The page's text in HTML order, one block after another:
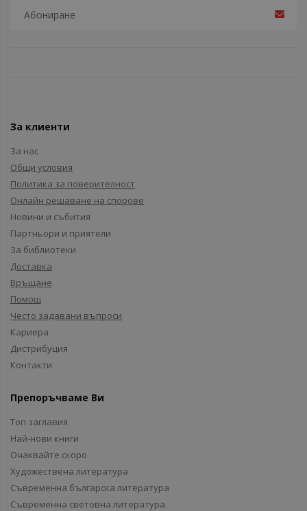
За клиенти
За нас
Общи условия
Политика за поверителност
Онлайн решаване на спорове
Новини и събития
Партньори и приятели
За библиотеки
Доставка
Връщане
Помощ
Често задавани въпроси
Кариера
Дистрибуция
Контакти
Препоръчваме Ви
Топ заглавия
Най-нови книги
Очаквайте скоро
Художествена литература
Съвременна българска литература
Съвременна световна литература